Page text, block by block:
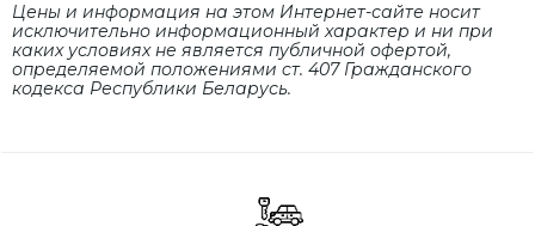
Цены и информация на этом Интернет-сайте носит
исключительно информационный характер и ни при
каких условиях не является публичной офертой,
определяемой положениями cт. 407 Гражданского
кодекса Республики Беларусь.